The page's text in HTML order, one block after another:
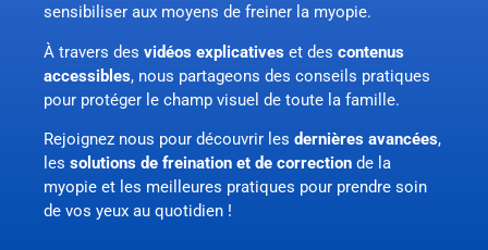
sensibiliser aux moyens de freiner la myopie.
À travers des vidéos explicatives et des contenus
accessibles, nous partageons des conseils pratiques
pour protéger le champ visuel de toute la famille.
Rejoignez nous pour découvrir les dernières avancées,
les solutions de freination et de correction de la
myopie et les meilleures pratiques pour prendre soin
de vos yeux au quotidien !